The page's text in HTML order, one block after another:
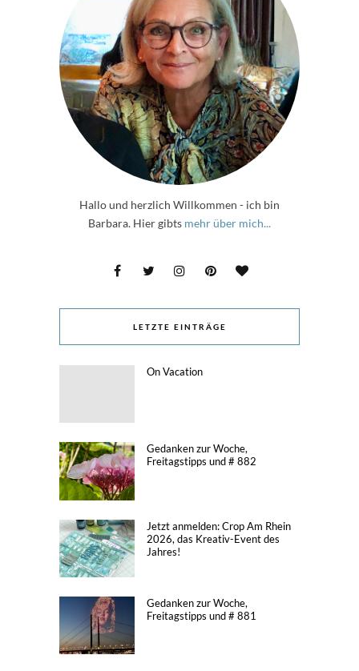
Hallo und herzlich Willkommen - ich bin
Barbara. Hier gibts mehr über mich...
LETZTE EINTRÄGE
On Vacation
Gedanken zur Woche,
Freitagstipps und # 882
Jetzt anmelden: Crop Am Rhein
2026, das Kreativ-Event des
Jahres!
Gedanken zur Woche,
Freitagstipps und # 881